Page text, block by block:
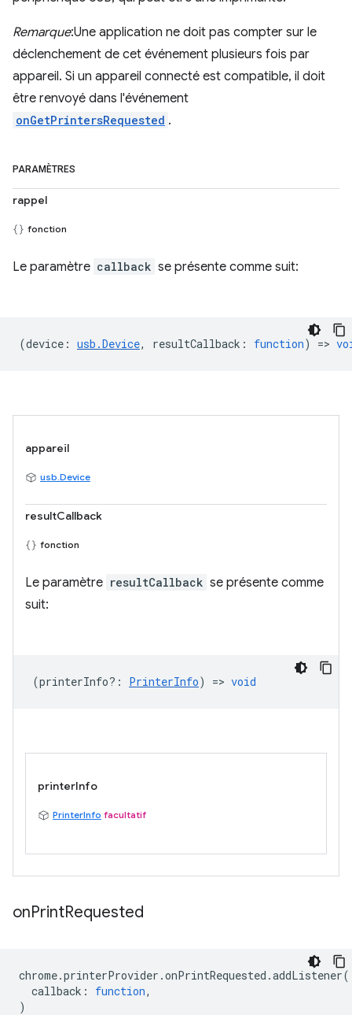
Remarque:Une application ne doit pas compter sur le
déclenchement de cet événement plusieurs fois par
appareil. Si un appareil connecté est compatible, il doit
être renvoyé dans l'événement
onGetPrintersRequested .
PARAMÈTRES
rappel
fonction
Le paramètre callback se présente comme suit:
(device : usb.Device, resultCallback : function) =>
appareil
usb.Device
resultCallback
fonction
Le paramètre resultCallback se présente comme
suit:
(printerInfo? : PrinterInfo) => void
printerInfo
PrinterInfo facultatif
onPrintRequested
chrome.printerProvider .onPrintRequested .addListener(
callback : function,
)